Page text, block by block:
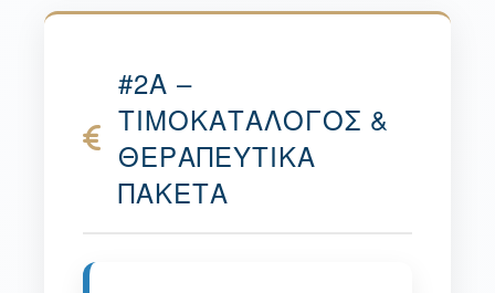
#2A –
ΤΙΜΟΚΑΤΑΛΟΓΟΣ &
ΘΕΡΑΠΕΥΤΙΚΑ
ΠΑΚΕΤΑ